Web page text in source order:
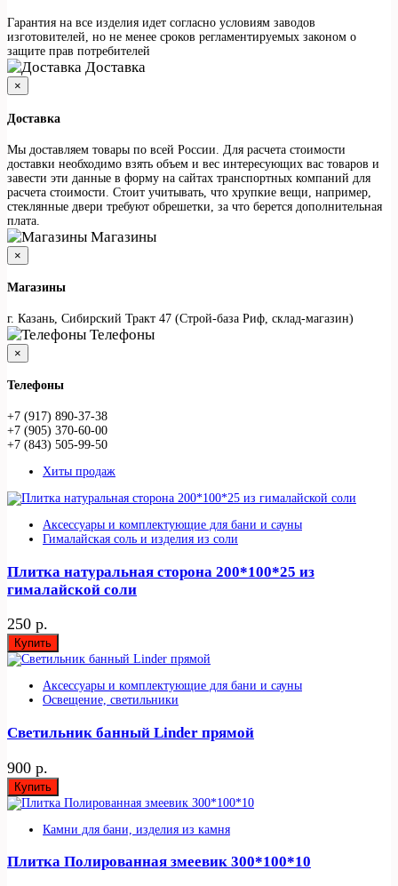
Гарантия на все изделия идет согласно условиям заводов
изготовителей, но не менее сроков регламентируемых законом о
защите прав потребителей
Доставка
×
Доставка
Мы доставляем товары по всей России. Для расчета стоимости
доставки необходимо взять объем и вес интересующих вас товаров и
завести эти данные в форму на сайтах транспортных компаний для
расчета стоимости. Стоит учитывать, что хрупкие вещи, например,
стеклянные двери требуют обрешетки, за что берется дополнительная
плата.
Магазины
×
Магазины
г. Казань, Сибирский Тракт 47 (Строй-база Риф, склад-магазин)
Телефоны
×
Телефоны
+7 (917) 890-37-38
+7 (905) 370-60-00
+7 (843) 505-99-50
Хиты продаж
Аксессуары и комплектующие для бани и сауны
Гималайская соль и изделия из соли
Плитка натуральная сторона 200*100*25 из
гималайской соли
250 р.
Купить
Аксессуары и комплектующие для бани и сауны
Освещение, светильники
Светильник банный Linder прямой
900 р.
Купить
Камни для бани, изделия из камня
Плитка Полированная змеевик 300*100*10